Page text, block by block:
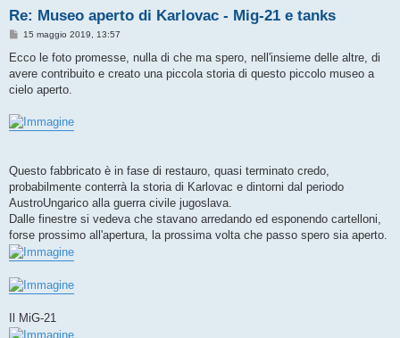
Re: Museo aperto di Karlovac - Mig-21 e tanks
M
s
a
g
o
15 maggio 2019, 13:57
Ecco le foto promesse, nulla di che ma spero, nell'insieme delle altre, di
avere contribuito e creato una piccola storia di questo piccolo museo a
cielo aperto.
Questo fabbricato è in fase di restauro, quasi terminato credo,
probabilmente conterrà la storia di Karlovac e dintorni dal periodo
AustroUngarico alla guerra civile jugoslava.
Dalle finestre si vedeva che stavano arredando ed esponendo cartelloni,
forse prossimo all'apertura, la prossima volta che passo spero sia aperto.
Il MiG-21